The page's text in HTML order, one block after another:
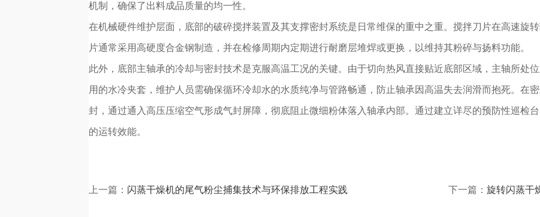
机制，确保了出料成品质量的均一性。
在机械硬件维护层面，底部的破碎搅拌装置及其支撑密封系统是日常维保的重中之重。搅拌刀片在高速旋
片通常采用高硬度合金钢制造，并在检修周期内定期进行耐磨层堆焊或更换，以维持其粉碎与扬料功能。
此外，底部主轴承的冷却与密封技术是克服高温工况的关键。由于切向热风直接贴近底部区域，主轴所处
用的水冷夹套，维护人员需确保循环冷却水的水质纯净与管路畅通，防止轴承因高温失去润滑而抱死。在
封，通过通入高压压缩空气形成气封屏障，彻底阻止微细粉体落入轴承内部。通过建立详尽的预防性巡检
的运转效能。
上一篇： 闪蒸干燥机的尾气粉尘捕集技术与环保排放工程实践 下一篇：旋转闪蒸干